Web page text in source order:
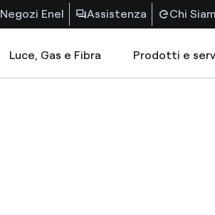
Negozi Enel Assistenza Chi
Luce, Gas e Fibra Prodotti e